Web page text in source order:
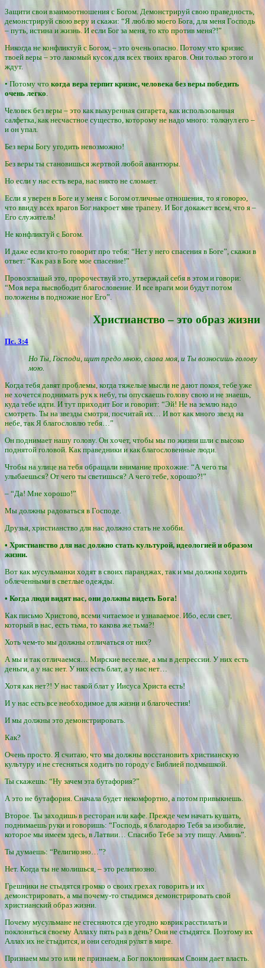
Защити свои взаимоотношения с Богом. Демонстрируй свою праведность,
демонстрируй свою веру и скажи: “Я люблю моего Бога, для меня Господь
– путь, истина и жизнь. И если Бог за меня, то кто против меня?!”
Никогда не конфликтуй с Богом, – это очень опасно. Потому что кризис
твоей веры – это лакомый кусок для всех твоих врагов. Они только этого и
ждут.
• Потому что когда вера терпит кризис, человека без веры победить
очень легко.
Человек без веры – это как выкуренная сигарета, как использованная
салфетка, как несчастное существо, которому не надо много: толкнул его –
и он упал.
Без веры Богу угодить невозможно!
Без веры ты становишься жертвой любой авантюры.
Но если у нас есть вера, нас никто не сломает.
Если я уверен в Боге и у меня с Богом отличные отношения, то я говорю,
что ввиду всех врагов Бог накроет мне трапезу. И Бог докажет всем, что я –
Его служитель!
Не конфликтуй с Богом.
И даже если кто-то говорит про тебя: “Нет у него спасения в Боге”, скажи в
ответ: “Как раз в Боге мое спасение!”
Провозглашай это, пророчествуй это, утверждай себя в этом и говори:
“Моя вера высвободит благословение. И все враги мои будут потом
положены в подножие ног Его”.
Христианство – это образ жизни
Пс. 3:4
Но Ты, Господи, щит предо мною, слава моя, и Ты возносишь голову
мою.
Когда тебя давят проблемы, когда тяжелые мысли не дают покоя, тебе уже
не хочется поднимать рук к небу, ты опускаешь голову свою и не знаешь,
куда тебе идти. И тут приходит Бог и говорит: “Эй! Не на землю надо
смотреть. Ты на звезды смотри, посчитай их… И вот как много звезд на
небе, так Я благословлю тебя…”
Он поднимает нашу голову. Он хочет, чтобы мы по жизни шли с высоко
поднятой головой. Как праведники и как благословенные люди.
Чтобы на улице на тебя обращали внимание прохожие: “А чего ты
улыбаешься? От чего ты светишься? А чего тебе, хорошо?!”
– “Да! Мне хорошо!”
Мы должны радоваться в Господе.
Друзья, христианство для нас должно стать не хобби.
• Христианство для нас должно стать культурой, идеологией и образом
жизни.
Вот как мусульманки ходят в своих паранджах, так и мы должны ходить
облеченными в светлые одежды.
• Когда люди видят нас, они должны видеть Бога!
Как письмо Христово, всеми читаемое и узнаваемое. Ибо, если свет,
который в нас, есть тьма, то какова же тьма?!
Хоть чем-то мы должны отличаться от них?
А мы и так отличаемся… Мирские веселые, а мы в депрессии. У них есть
деньги, а у нас нет. У них есть блат, а у нас нет…
Хотя как нет?! У нас такой блат у Иисуса Христа есть!
И у нас есть все необходимое для жизни и благочестия!
И мы должны это демонстрировать.
Как?
Очень просто. Я считаю, что мы должны восстановить христианскую
культуру и не стесняться ходить по городу с Библией подмышкой.
Ты скажешь: “Ну зачем эта бутафория?”
А это не бутафория. Сначала будет некомфортно, а потом привыкнешь.
Второе. Ты заходишь в ресторан или кафе. Прежде чем начать кушать,
поднимаешь руки и говоришь: “Господь, я благодарю Тебя за изобилие,
которое мы имеем здесь, в Латвии… Спасибо Тебе за эту пищу. Аминь”.
Ты думаешь: “Религиозно…”?
Нет. Когда ты не молишься, – это религиозно.
Грешники не стыдятся громко о своих грехах говорить и их
демонстрировать, а мы почему-то стыдимся демонстрировать свой
христианский образ жизни.
Почему мусульмане не стесняются где угодно коврик расстилать и
поклоняться своему Аллаху пять раз в день? Они не стыдятся. Поэтому их
Аллах их не стыдится, и они сегодня рулят в мире.
Признаем мы это или не признаем, а Бог поклонникам Своим дает власть.